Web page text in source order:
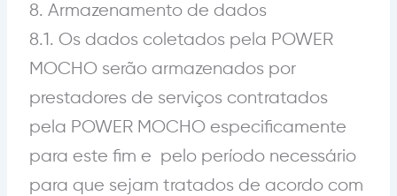
8. Armazenamento de dados
8.1. Os dados coletados pela POWER
MOCHO serão armazenados por
prestadores de serviços contratados
pela POWER MOCHO especificamente
para este fim e pelo período necessário
para que sejam tratados de acordo com